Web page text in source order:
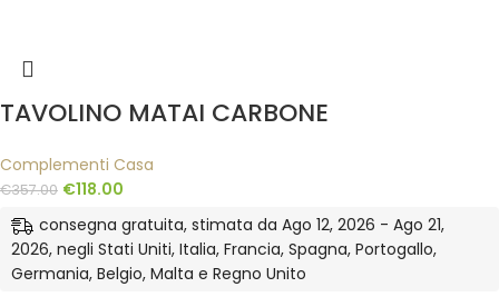
TAVOLINO MATAI CARBONE
Complementi Casa
€357.00 €118.00
consegna gratuita, stimata da Ago 12, 2026 - Ago 21,
2026, negli Stati Uniti, Italia, Francia, Spagna, Portogallo,
Germania, Belgio, Malta e Regno Unito